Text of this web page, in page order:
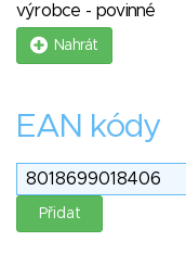
výrobce - povinné
Nahrát
EAN kódy